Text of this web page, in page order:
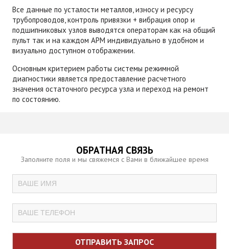
Все данные по усталости металлов, износу и ресурсу
трубопроводов, контроль привязки + вибрация опор и
подшипниковых узлов выводятся операторам как на общий
пульт так и на каждом АРМ индивидуально в удобном и
визуально доступном отображении.
Основным критерием работы системы режимной
диагностики является предоставление расчетного
значения остаточного ресурса узла и переход на ремонт
по состоянию.
ОБРАТНАЯ СВЯЗЬ
Заполните поля и мы свяжемся с Вами в ближайшее время